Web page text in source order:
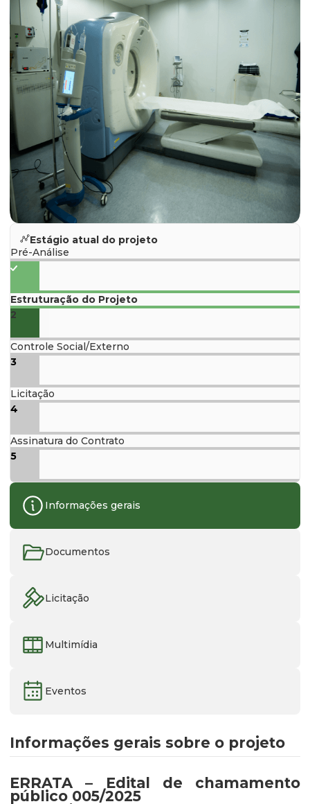
Estágio atual do projeto
Pré-Análise
Estruturação do Projeto
2
Controle Social/Externo
3
Licitação
4
Assinatura do Contrato
5
Informações gerais
Documentos
Licitação
Multimídia
Eventos
Informações gerais sobre o projeto
ERRATA – Edital de chamamento
público 005/2025